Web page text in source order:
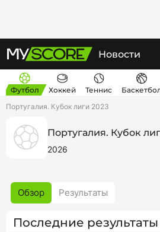
Новости
Футбол Хоккей Теннис
Португалия. Кубок лиги 2023
Португалия. Кубок
2026
Обзор Результаты
Последние результаты